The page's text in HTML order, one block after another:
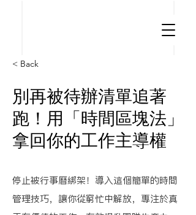
< Back
別再被待辦清單追著
跑！用「時間區塊法」
拿回你的工作主導權
停止被行事曆綁架！導入這個簡單的時間
管理技巧，讓你從窮忙中解放，專注於真